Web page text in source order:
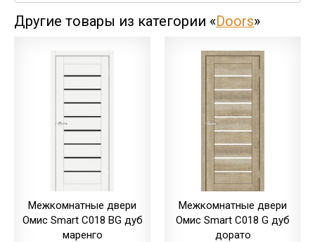
мерсо/ПВХ
(+10.00 грн)
дуб
шале/ПВХ
Другие товары из категории «Doors»
Межкомнатные двери
Омис Smart С018 BG дуб
маренго
Межкомнатные двери
Омис Smart С018 G дуб
дорато